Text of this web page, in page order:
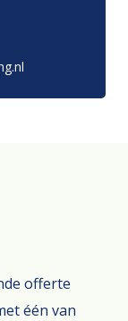
offerte
één van